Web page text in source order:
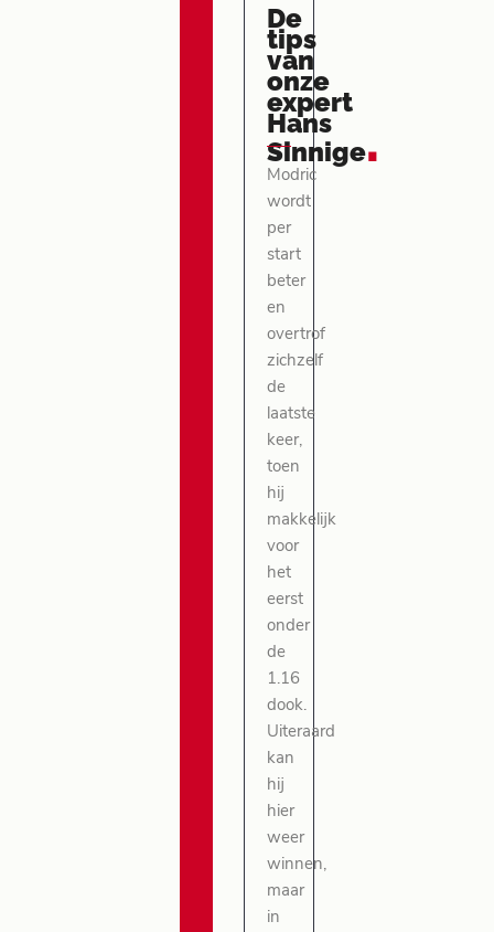
De
tips
van
onze
expert
Hans
Sinnige.
Modric
wordt
per
start
beter
en
overtrof
zichzelf
de
laatste
keer,
toen
hij
makkelijk
voor
het
eerst
onder
de
1.16
dook.
Uiteraard
kan
hij
hier
weer
winnen,
maar
in